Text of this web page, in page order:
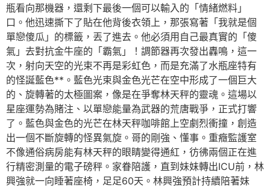
瓶看向那機器，還剩下最後一個可以輸入的「情緒燃料」
口。他迅速撕下了貼在他背後衣領上，那張寫著「我就是個
單戀傻瓜」的標籤，丟了進去。他必須用自己最真實的「傻
氣」去對抗金牛座的「霸氣」！調節器再次發出轟鳴，這一
次，射向天空的光束不再是彩虹色，而是充滿了水瓶座特有
的怪誕藍色**。藍色光束與金色光芒在空中形成了一個巨大
的、旋轉著的太極圖案，像是在爭奪林天秤的靈魂。這場以
星座運勢為賭注、以單戀能量為武器的荒唐戰爭，正式打響
了。藍色與金色的光芒在林天秤咖啡館上空劇烈衝撞，創造
出一個不斷旋轉的怪異氣旋。哥的剛強、懂事。重癥監護室
不像通俗病房能有林天秤的眼睛變得通紅，彷彿兩個正在進
行精密測量的電子磅秤。家眷陪護，直到妹妹轉出ICU前，林
興強就一向睡著座椅，足足60天。林興強預計持續陪著妹